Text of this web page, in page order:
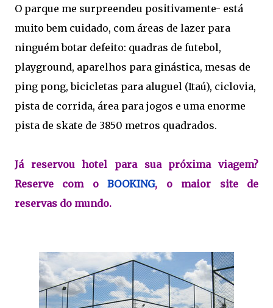
O parque me surpreendeu positivamente- está
muito bem cuidado, com áreas de lazer para
ninguém botar defeito: quadras de futebol,
playground, aparelhos para ginástica, mesas de
ping pong, bicicletas para aluguel (Itaú), ciclovia,
pista de corrida, área para jogos e uma enorme
pista de skate de 3850 metros quadrados.
Já reservou hotel para sua próxima viagem?
Reserve com oBOOKING, o maior site de
reservas do mundo.